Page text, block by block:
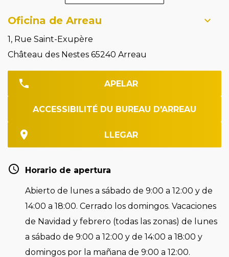
Oficina de Arreau
1, Rue Saint-Exupère
Château des Nestes 65240 Arreau
APELAR
ACCESSIBILITÉ DU BUREAU D'ARREAU
LLEGAR
Horario de apertura
Abierto de lunes a sábado de 9:00 a 12:00 y de
14:00 a 18:00. Cerrado los domingos. Vacaciones
de Navidad y febrero (todas las zonas) de lunes
a sábado de 9:00 a 12:00 y de 14:00 a 18:00 y
domingos por la mañana de 9:00 a 12:00.